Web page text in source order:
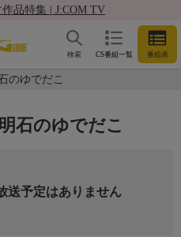
品特集 | J:COM TV
CS番組一覧 番組表
検索
のゆでだこ
石のゆでだこ
送予定はありません